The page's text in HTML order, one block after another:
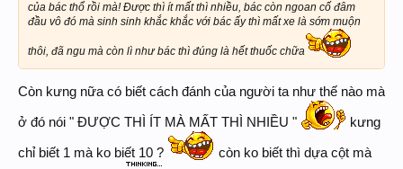
của bác thổ rồi mà! Được thì ít mất thì nhiều, bác còn ngoan cố đâm
đầu vô đó mà sinh sinh khắc khắc với bác ấy thì mất xe là sớm muộn
thôi, đã ngu mà còn lì như bác thì đúng là hết thuốc chữa
Còn kưng nữa có biết cách đánh của người ta như thế nào mà
ở đó nói " ĐƯỢC THÌ ÍT MÀ MẤT THÌ NHIỀU " kưng
chỉ biết 1 mà ko biết 10 ? còn ko biết thì dựa cột mà